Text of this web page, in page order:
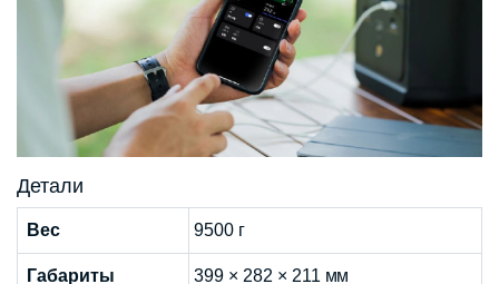
Детали
Вес 9500 г
Габариты 399 × 282 × 211 мм